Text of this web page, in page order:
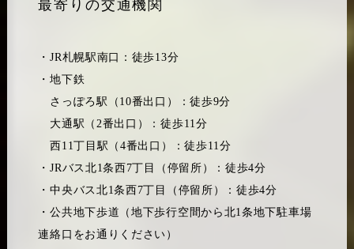
最寄りの交通機関
・JR札幌駅南口：徒歩13分
・地下鉄
さっぽろ駅（10番出口）：徒歩9分
大通駅（2番出口）：徒歩11分
西11丁目駅（4番出口）：徒歩11分
・JRバス北1条西7丁目（停留所）：徒歩4分
・中央バス北1条西7丁目（停留所）：徒歩4分
・公共地下歩道（地下歩行空間から北1条地下駐車場
連絡口をお通りください）